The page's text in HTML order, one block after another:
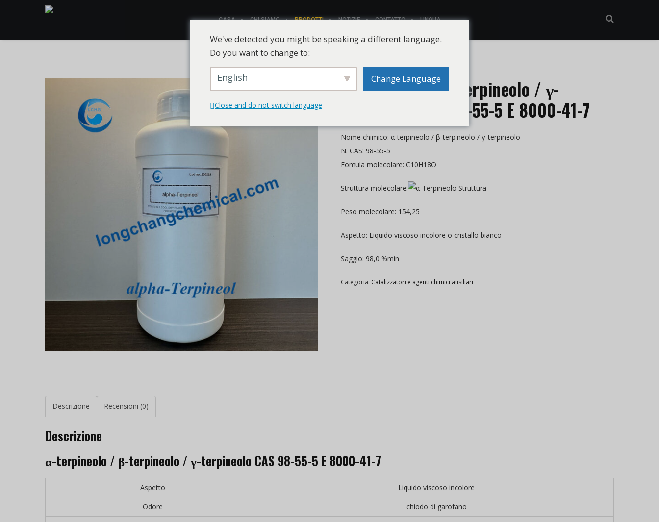
CASA CHI SIAMO PRODOTTI NOTIZIE CONTATTO LINGUA
α-terpineolo / β-terpineolo / γ-
terpineolo CAS 98-55-5 E 8000-41-7
Nome chimico: α-terpineolo / β-terpineolo / γ-terpineolo
N. CAS: 98-55-5
Fomula molecolare: C10H18O
Struttura molecolare:
Peso molecolare: 154,25
Aspetto: Liquido viscoso incolore o cristallo bianco
Saggio: 98,0 %min
Categoria: Catalizzatori e agenti chimici ausiliari
Descrizione Recensioni (0)
Descrizione
α-terpineolo / β-terpineolo / γ-terpineolo CAS 98-55-5 E 8000-41-7
Aspetto Liquido viscoso incolore
Odore chiodo di garofano
We've detected you might be speaking a different language.
Do you want to change to:
English Change Language
Close and do not switch language